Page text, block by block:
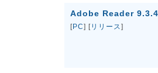
Adobe Reader
[PC] [リリース]